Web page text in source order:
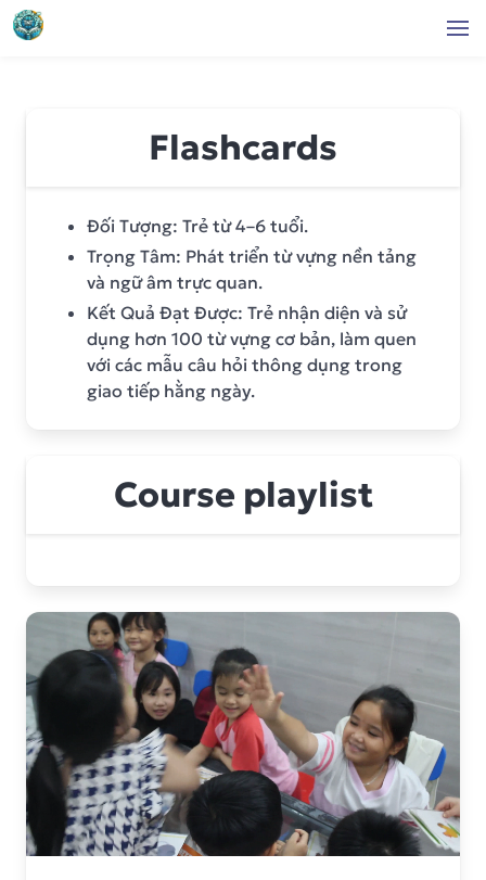
Flashcards
Đối Tượng: Trẻ từ 4–6 tuổi.
Trọng Tâm: Phát triển từ vựng nền tảng
và ngữ âm trực quan.
Kết Quả Đạt Được: Trẻ nhận diện và sử
dụng hơn 100 từ vựng cơ bản, làm quen
với các mẫu câu hỏi thông dụng trong
giao tiếp hằng ngày.
Course playlist